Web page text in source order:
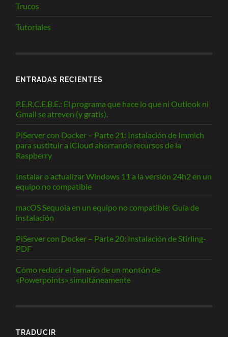
Trucos
Tutoriales
ENTRADAS RECIENTES
P.E.R.C.E.B.E.: El programa que hace lo que ni Outlook ni
Gmail se atreven (y gratis).
PiServer con Docker – Parte 21: Instalación de Immich
para sustituir a iCloud ahorrando recursos de la
Raspberry
Instalar o actualizar Windows 11 a la versión 24h2 en un
equipo no compatible
macOS Sequoia en un equipo no compatible: Guía de
instalación
PiServer con Docker – Parte 20: Instalación de Stirling-
PDF
Cómo reducir el tamaño de un montón de
«Powerpoints» simultáneamente
TRADUCIR